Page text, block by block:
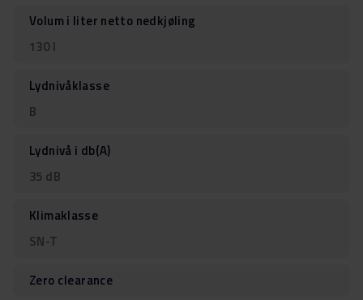
Volum i liter netto nedkjøling
130 l
Lydnivåklasse
B
Lydnivå i db(A)
35 dB
Klimaklasse
SN-T
Zero clearance